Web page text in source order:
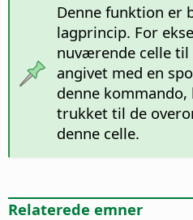
Denne funktion er
lagprincip. For
nuværende celle
angivet med en
denne
trukket til de
denne celle.
Relaterede emner